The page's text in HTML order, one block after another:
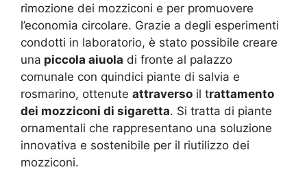
rimozione dei mozziconi e per promuovere
l’economia circolare. Grazie a degli esperimenti
condotti in laboratorio, è stato possibile creare
una piccola aiuola di fronte al palazzo
comunale con quindici piante di salvia e
rosmarino, ottenute attraverso il trattamento
dei mozziconi di sigaretta. Si tratta di piante
ornamentali che rappresentano una soluzione
innovativa e sostenibile per il riutilizzo dei
mozziconi.